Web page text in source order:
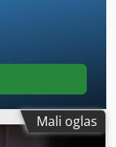
Mali oglas